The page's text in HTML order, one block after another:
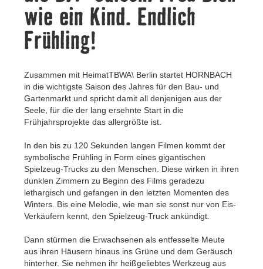
wie ein Kind. Endlich
Frühling!
Zusammen mit HeimatTBWA\ Berlin startet HORNBACH
in die wichtigste Saison des Jahres für den Bau- und
Gartenmarkt und spricht damit all denjenigen aus der
Seele, für die der lang ersehnte Start in die
Frühjahrsprojekte das allergrößte ist.
In den bis zu 120 Sekunden langen Filmen kommt der
symbolische Frühling in Form eines gigantischen
Spielzeug-Trucks zu den Menschen. Diese wirken in ihren
dunklen Zimmern zu Beginn des Films geradezu
lethargisch und gefangen in den letzten Momenten des
Winters. Bis eine Melodie, wie man sie sonst nur von Eis-
Verkäufern kennt, den Spielzeug-Truck ankündigt.
Dann stürmen die Erwachsenen als entfesselte Meute
aus ihren Häusern hinaus ins Grüne und dem Geräusch
hinterher. Sie nehmen ihr heißgeliebtes Werkzeug aus